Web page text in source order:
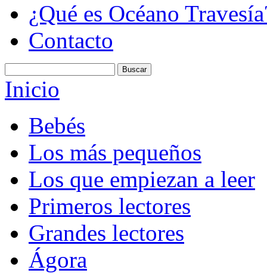
¿Qué es Océano
Contacto
Inicio
Bebés
Los más pequeños
Los que empiezan a leer
Primeros lectores
Grandes lectores
Ágora